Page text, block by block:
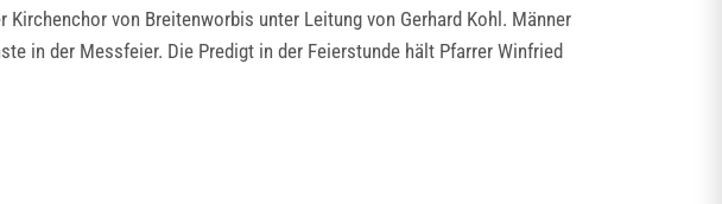
von Breitenworbis unter Leitung von Gerhard Kohl. Männer
in der Messfeier. Die Predigt in der Feierstunde hält Pfarrer Winfried